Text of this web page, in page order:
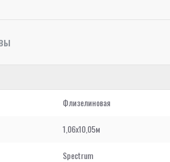
Флизелиновая
1,06x10,05м
Spectrum